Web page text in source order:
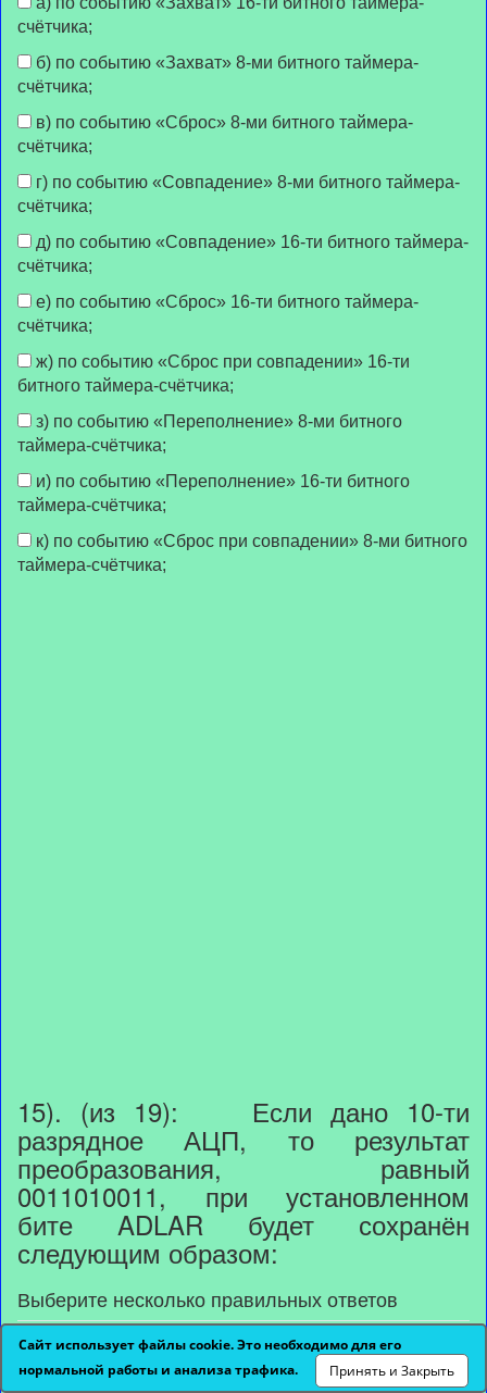
счётчика;
счётчика;
счётчика;
счётчика;
счётчика;
счётчика;
битного таймера-счётчика;
таймера-счётчика;
таймера-счётчика;
таймера-счётчика;
15). (из 19): Если дано 10-ти
разрядное АЦП, то результат
преобразования, равный
0011010011, при установленном
бите ADLAR будет сохранён
следующим образом:
Выберите несколько правильных ответов
а) ADC=0011010011000000;
Сайт использует файлы cookie. Это необходимо для его
нормальной работы и анализа трафика.
Принять и Закрыть